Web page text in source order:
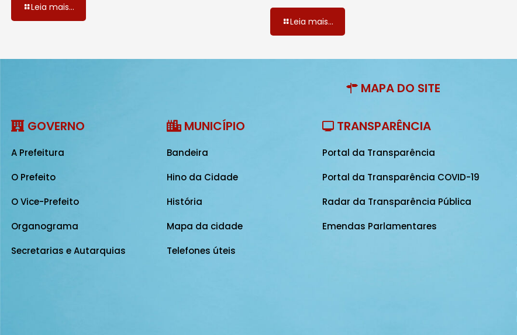
Leia mais...
Leia mais...
MAPA DO SITE
GOVERNO
A Prefeitura
O Prefeito
O Vice-Prefeito
Organograma
Secretarias e Autarquias
MUNICÍPIO
Bandeira
Hino da Cidade
História
Mapa da cidade
Telefones úteis
TRANSPARÊNCIA
Portal da Transparência
Portal da Transparência COVID-19
Radar da Transparência Pública
Emendas Parlamentares